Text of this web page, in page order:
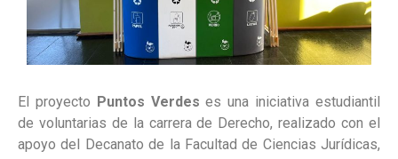
El proyecto Puntos Verdes es una iniciativa estudiantil
de voluntarias de la carrera de Derecho, realizado con el
apoyo del Decanato de la Facultad de Ciencias Jurídicas,